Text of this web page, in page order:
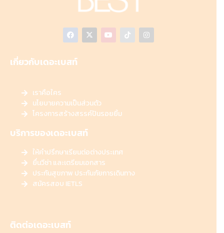
เกี่ยวกับเดอะเบสท์
เราคือใคร
นโยบายความเป็นส่วนตัว
โครงการสร้างสรรค์ปันรอยยิ้ม
บริการของเดอะเบสท์
ให้คำปรึกษาเรียนต่อต่างประเทศ
ยื่นวีซ่า และเตรียมเอกสาร
ประกันสุขภาพ ประกันภัยการเดินทาง
สมัครสอบ IETLS
ติดต่อเดอะเบสท์